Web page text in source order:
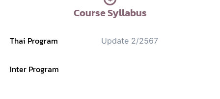
Course Syllabus
Thai Program Update 2/2567
Inter Program